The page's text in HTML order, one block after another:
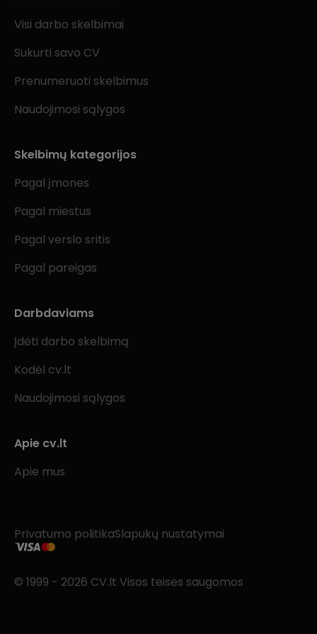
Visi darbo skelbimai
Sukurti savo CV
Prenumeruoti skelbimus
Naudojimosi sąlygos
Skelbimų kategorijos
Pagal įmones
Pagal miestus
Pagal verslo sritis
Pagal pareigas
Darbdaviams
Įdėti darbo skelbimą
Kodėl cv.lt
Naudojimosi sąlygos
Apie cv.lt
Apie mus
Privatumo politikaSlapukų nustatymai
© 1999 - 2026 CV.lt Visos teisės saugomos